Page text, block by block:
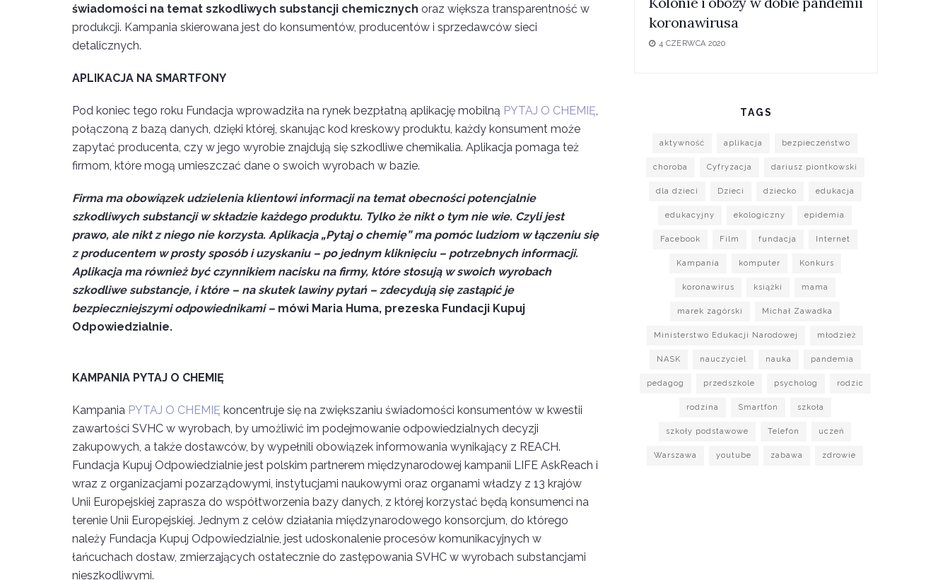
świadomości na temat szkodliwych substancji chemicznych oraz większa transparentność w
produkcji. Kampania skierowana jest do konsumentów, producentów i sprzedawców sieci
detalicznych.
APLIKACJA NA SMARTFONY
Pod koniec tego roku Fundacja wprowadziła na rynek bezpłatną aplikację mobilną PYTAJ O CHEMIĘ,
połączoną z bazą danych, dzięki której, skanując kod kreskowy produktu, każdy konsument może
zapytać producenta, czy w jego wyrobie znajdują się szkodliwe chemikalia. Aplikacja pomaga też
firmom, które mogą umieszczać dane o swoich wyrobach w bazie.
Firma ma obowiązek udzielenia klientowi informacji na temat obecności potencjalnie
szkodliwych substancji w składzie każdego produktu. Tylko że nikt o tym nie wie. Czyli jest
prawo, ale nikt z niego nie korzysta. Aplikacja „Pytaj o chemię” ma pomóc ludziom w łączeniu się
z producentem w prosty sposób i uzyskaniu – po jednym kliknięciu – potrzebnych informacji.
Aplikacja ma również być czynnikiem nacisku na firmy, które stosują w swoich wyrobach
szkodliwe substancje, i które – na skutek lawiny pytań – zdecydują się zastąpić je
bezpieczniejszymi odpowiednikami – mówi Maria Huma, prezeska Fundacji Kupuj
Odpowiedzialnie.
KAMPANIA PYTAJ O CHEMIĘ
Kampania PYTAJ O CHEMIĘ koncentruje się na zwiększaniu świadomości konsumentów w kwestii
zawartości SVHC w wyrobach, by umożliwić im podejmowanie odpowiedzialnych decyzji
zakupowych, a także dostawców, by wypełnili obowiązek informowania wynikający z REACH.
Fundacja Kupuj Odpowiedzialnie jest polskim partnerem międzynarodowej kampanii LIFE AskReach i
wraz z organizacjami pozarządowymi, instytucjami naukowymi oraz organami władzy z 13 krajów
Unii Europejskiej zaprasza do współtworzenia bazy danych, z której korzystać będą konsumenci na
terenie Unii Europejskiej. Jednym z celów działania międzynarodowego konsorcjum, do którego
należy Fundacja Kupuj Odpowiedzialnie, jest udoskonalenie procesów komunikacyjnych w
łańcuchach dostaw, zmierzających ostatecznie do zastępowania SVHC w wyrobach substancjami
nieszkodliwymi.
koronawirusa
4 CZERWCA 2020
TAGS
aktywność aplikacja bezpieczeństwo
choroba Cyfryzacja dariusz piontkowski
dla dzieci Dzieci dziecko edukacja
edukacyjny ekologiczny epidemia
Facebook Film fundacja Internet
Kampania komputer Konkurs
koronawirus książki mama
marek zagórski Michał Zawadka
Ministerstwo Edukacji Narodowej młodzież
NASK nauczyciel nauka pandemia
pedagog przedszkole psycholog rodzic
rodzina Smartfon szkoła
szkoły podstawowe Telefon uczeń
Warszawa youtube zabawa zdrowie